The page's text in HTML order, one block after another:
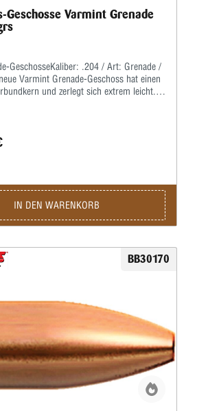
Geschosse Varmint Grenade
GeschosseKaliber: .204 / Art: Grenade /
Varmint Grenade-Geschoss hat einen
und zerlegt sich extrem leicht.Das
zielgenaues Erlegen von kleinem Raubwild
geeignet.
IN DEN WARENKORB
BB30170